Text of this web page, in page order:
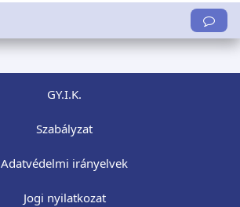
GY.I.K.
Szabályzat
Adatvédelmi irányelvek
Jogi nyilatkozat